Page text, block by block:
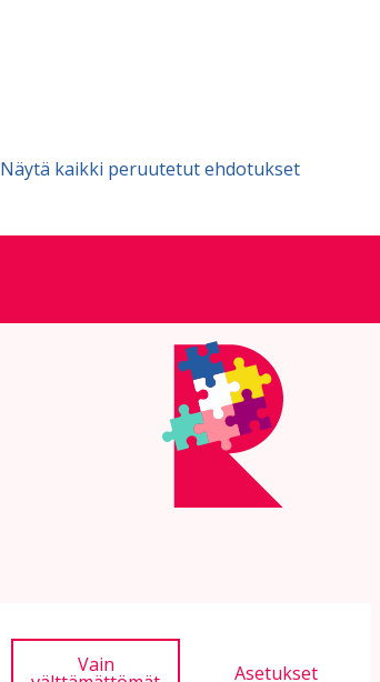
Vain Asetukset
Näytä kaikki peruutetut ehdotukset